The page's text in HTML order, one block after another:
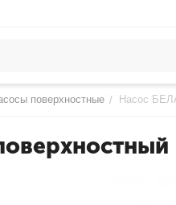
поверхностные / Насос